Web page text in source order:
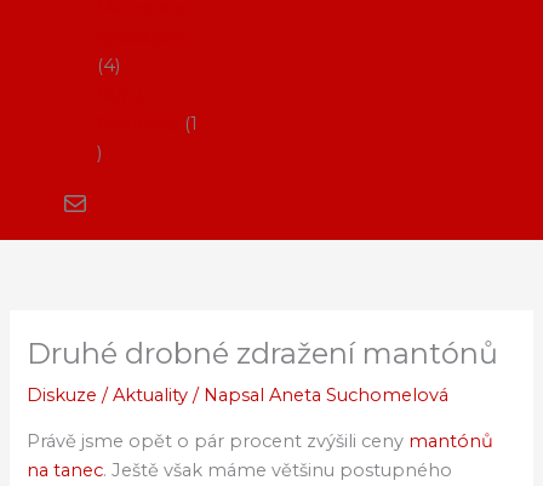
4
1
Druhé drobné zdražení mantónů
Diskuze /Aktuality / NapsalAneta Suchomelová
Právě jsme opět o pár procent zvýšili ceny mantónů
na tanec. Ještě však máme většinu postupného